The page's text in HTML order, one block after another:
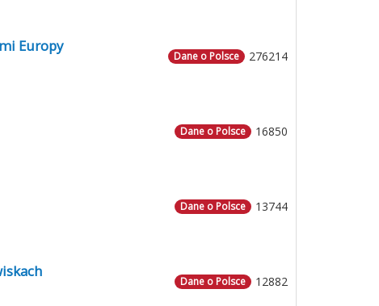
276214
Dane o Polsce
Europy
16850
Dane o Polsce
13744
Dane o Polsce
12882
Dane o Polsce